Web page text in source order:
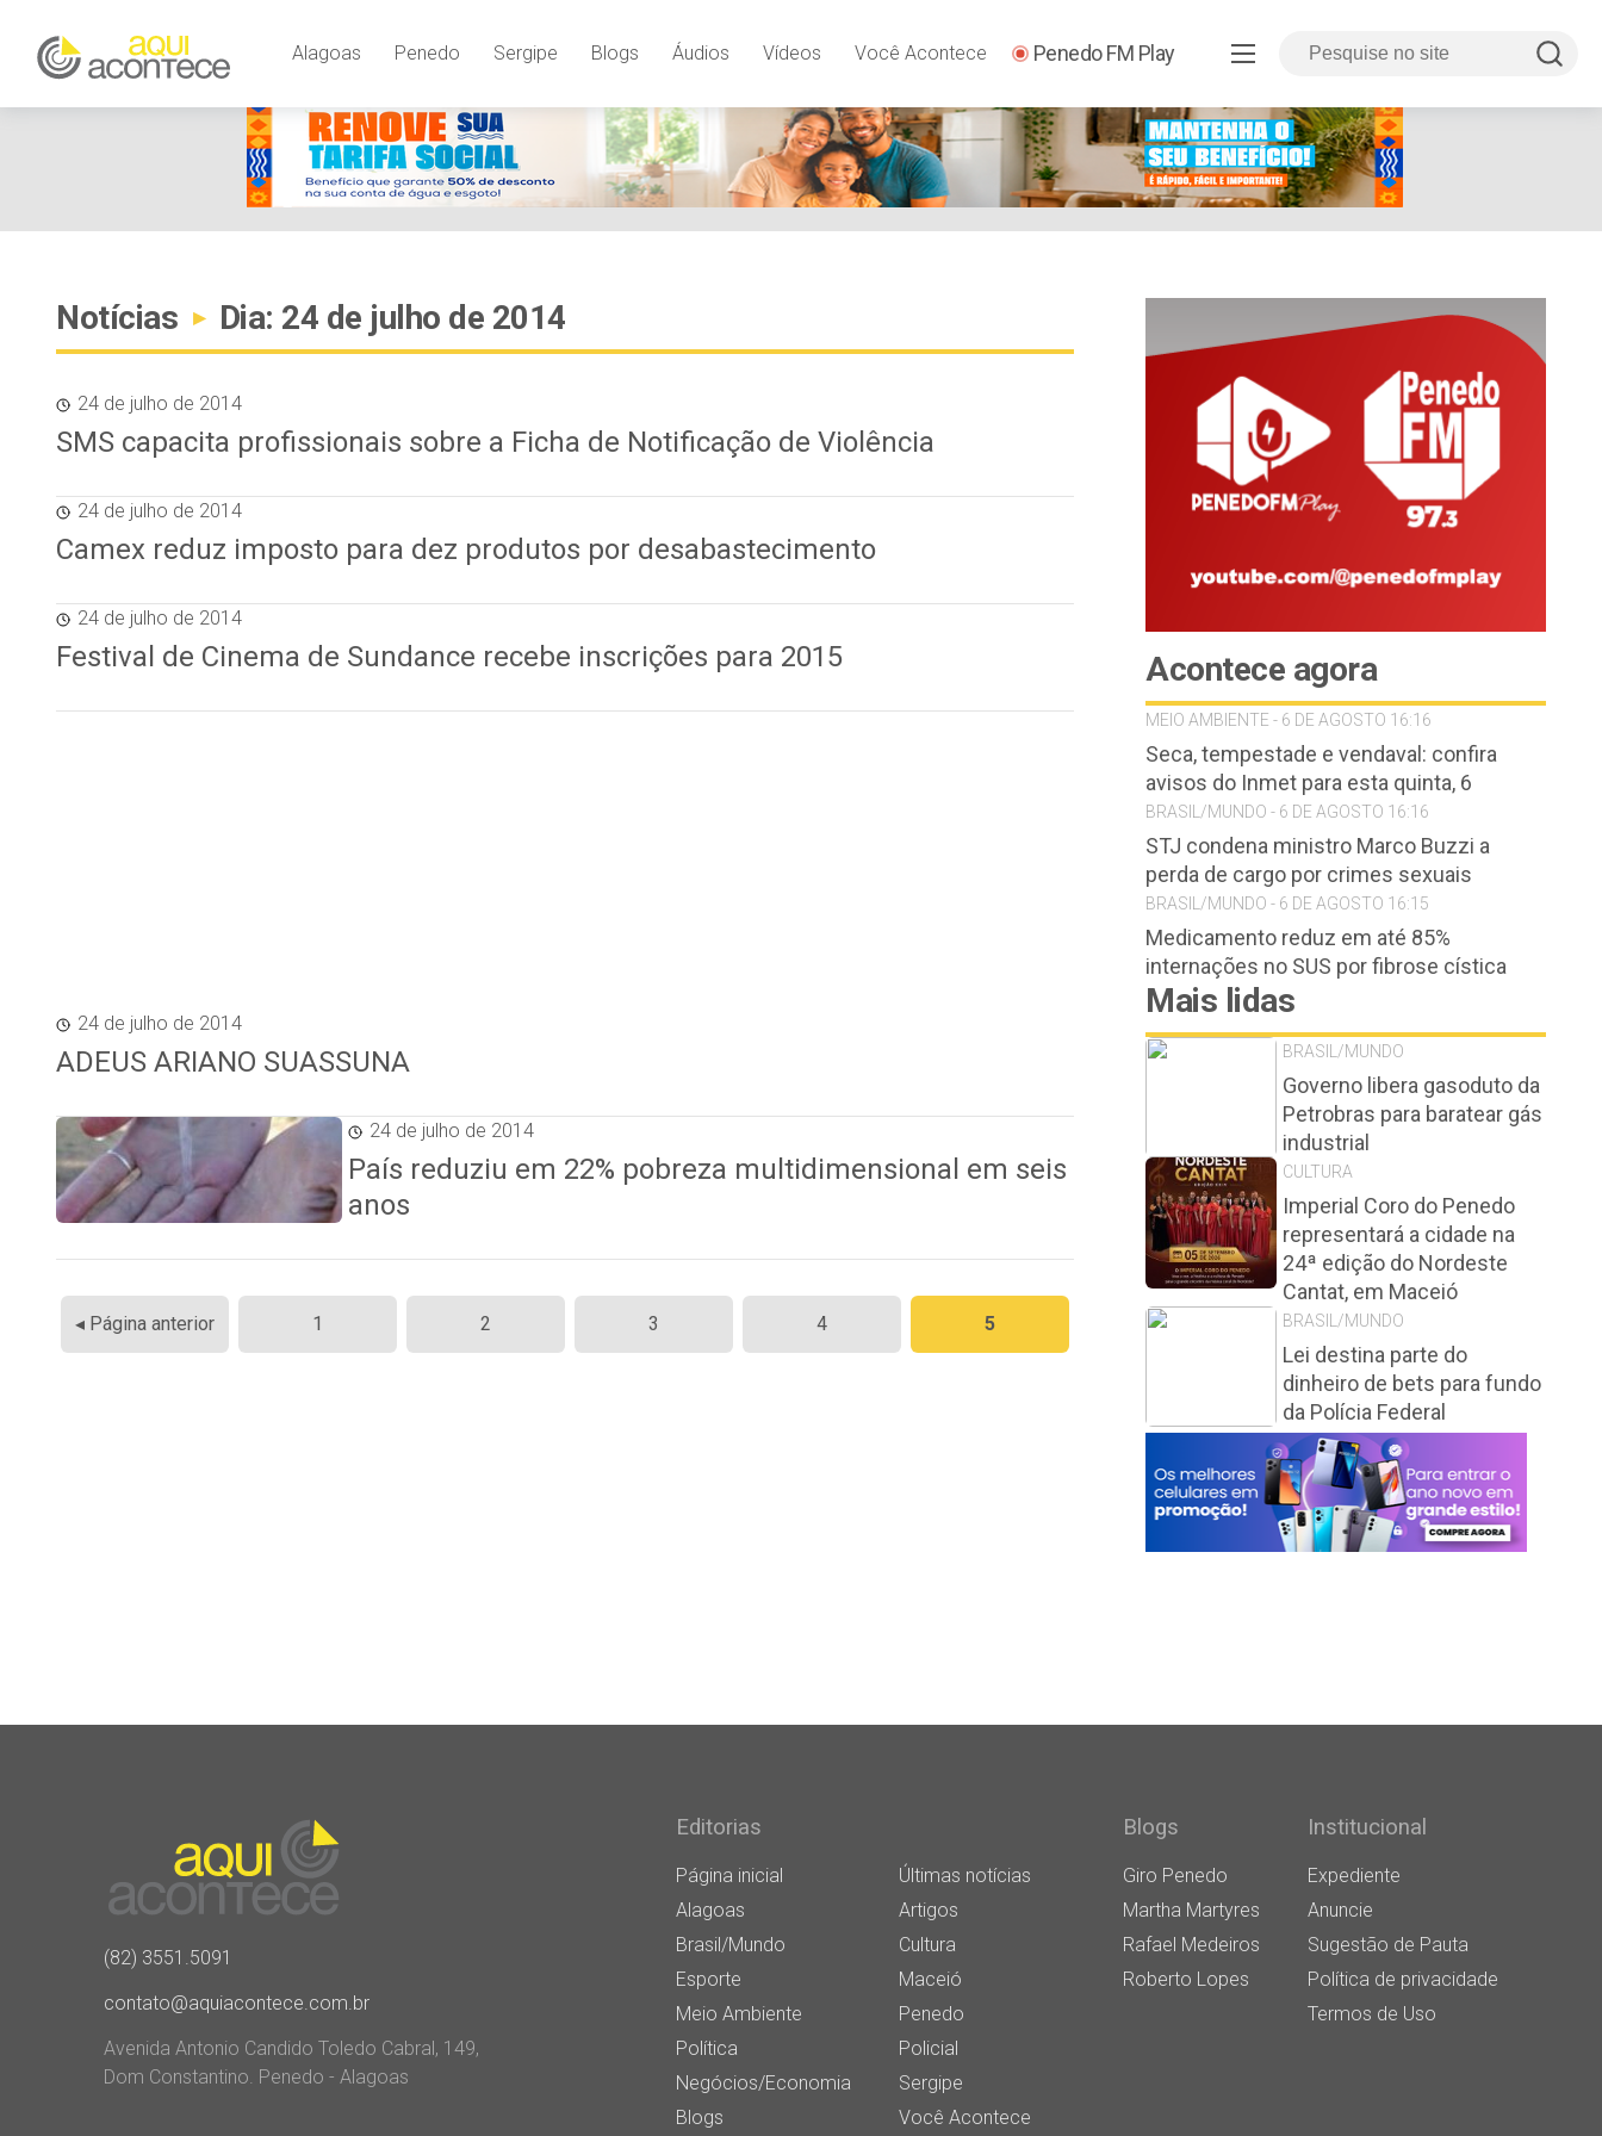
Alagoas Penedo Sergipe Blogs Áudios Vídeos Você Acontece Penedo FM Play
Notícias ▸ Dia: 24 de julho de 2014
24 de julho de 2014
SMS capacita profissionais sobre a Ficha de Notificação de Violência
24 de julho de 2014
Camex reduz imposto para dez produtos por desabastecimento
24 de julho de 2014
Festival de Cinema de Sundance recebe inscrições para 2015
24 de julho de 2014
ADEUS ARIANO SUASSUNA
24 de julho de 2014
País reduziu em 22% pobreza multidimensional em seis
anos
Paginação
de
◂ Página anterior 1 2 3 4 5
Acontece agora
MEIO AMBIENTE - 6 DE AGOSTO 16:16
Seca, tempestade e vendaval: confira
avisos do Inmet para esta quinta, 6
BRASIL/MUNDO - 6 DE AGOSTO 16:16
STJ condena ministro Marco Buzzi a
perda de cargo por crimes sexuais
BRASIL/MUNDO - 6 DE AGOSTO 16:15
Medicamento reduz em até 85%
internações no SUS por fibrose cística
Mais lidas
BRASIL/MUNDO
Governo libera gasoduto da
Petrobras para baratear gás
industrial
CULTURA
Imperial Coro do Penedo
representará a cidade na
24ª edição do Nordeste
Cantat, em Maceió
BRASIL/MUNDO
Lei destina parte do
dinheiro de bets para fundo
da Polícia Federal
(82) 3551.5091
contato@aquiacontece.com.br
Avenida Antonio Candido Toledo Cabral, 149,
Dom Constantino. Penedo - Alagoas
Editorias
Página inicial
Últimas notícias
Alagoas
Artigos
Brasil/Mundo
Cultura
Esporte
Maceió
Meio Ambiente
Penedo
Política
Policial
Negócios/Economia
Sergipe
Blogs
Você Acontece
Blogs
Giro Penedo
Martha Martyres
Rafael Medeiros
Roberto Lopes
Institucional
Expediente
Anuncie
Sugestão de Pauta
Política de privacidade
Termos de Uso